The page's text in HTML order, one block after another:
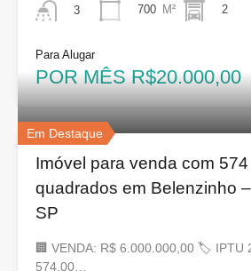
3
700 M²
2
Para Alugar
POR MÊS R$20.000,00
Em Destaque
Imóvel para venda com
quadrados em Belenzinho
SP
🏢 VENDA: R$ 6.000.000,00 🏷 IPTU
574,00…